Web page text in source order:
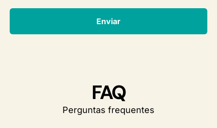
Enviar
FAQ
Perguntas frequentes